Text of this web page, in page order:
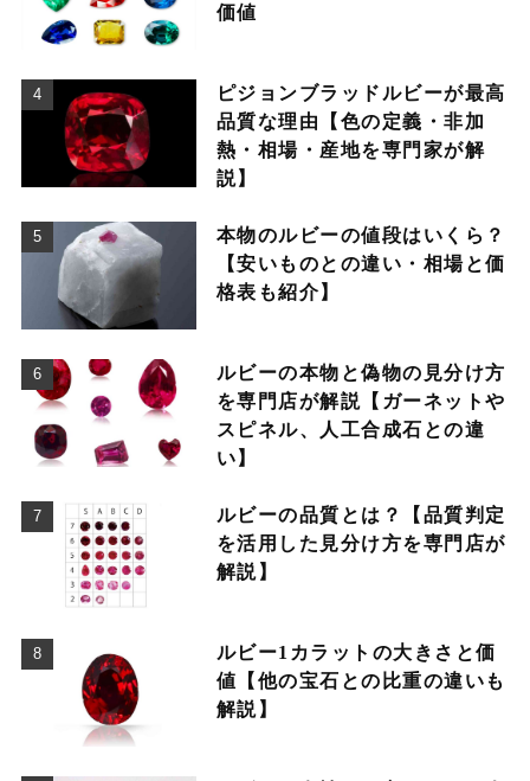
価値
ピジョンブラッドルビーが最高
品質な理由【色の定義・非加
熱・相場・産地を専門家が解
説】
本物のルビーの値段はいくら？
【安いものとの違い・相場と価
格表も紹介】
ルビーの本物と偽物の見分け方
を専門店が解説【ガーネットや
スピネル、人工合成石との違
い】
ルビーの品質とは？【品質判定
を活用した見分け方を専門店が
解説】
ルビー1カラットの大きさと価
値【他の宝石との比重の違いも
解説】